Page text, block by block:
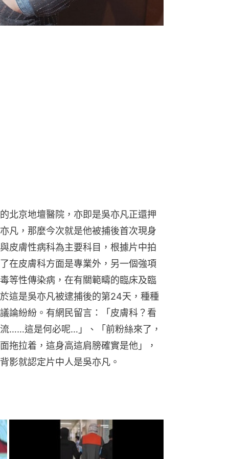
北京地壇醫院，亦即是吳亦凡正還押
凡，那麼今次就是他被捕後首次現身
皮膚性病科為主要科目，根據片中拍
在皮膚科方面是專業外，另一個強項
等性傳染病，在有關範疇的臨床及臨
這是吳亦凡被逮捕後的第24天，種種
論紛紛。有網民留言：「皮膚科？看
……這是何必呢…」、「前粉絲來了，
拖拉着，這身高這肩膀確實是他」，
影就認定片中人是吳亦凡。